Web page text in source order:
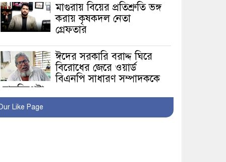
মাগুরায় বিয়ের প্রতিশ্রুতি ভঙ্গ
করায় কৃষকদল নেতা
গ্রেফতার
ঈদের সরকারি বরাদ্দ ঘিরে
বিরোধের জেরে ওয়ার্ড
বিএনপি সাধারণ সম্পাদককে
হাতুড়িপেটা
লোভ সংবরণ করতে পারলেন
Like Page